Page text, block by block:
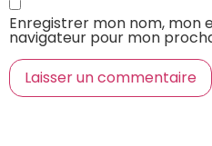
Enregistrer mon nom, mon
navigateur pour mon